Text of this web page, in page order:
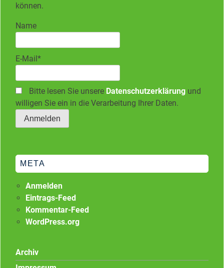
können.
Name
E-Mail*
Bitte lesen Sie unsere Datenschutzerklärung und
willigen Sie ein in die Verarbeitung Ihrer Daten.
META
Anmelden
Eintrags-Feed
Kommentar-Feed
WordPress.org
Archiv